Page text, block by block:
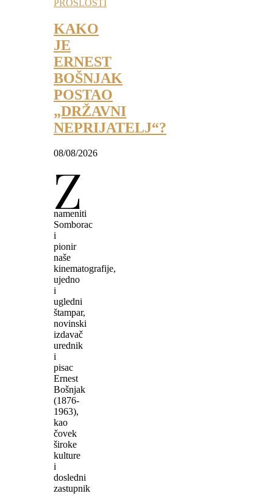
PROŠLOSTI
KAKO
JE
ERNEST
BOŠNJAK
POSTAO
„DRŽAVNI
NEPRIJATELJ“?
08/08/2026
Z
nameniti
Somborac
i
pionir
naše
kinematografije,
ujedno
i
ugledni
štampar,
novinski
izdavač
urednik
i
pisac
Ernest
Bošnjak
(1876-
1963),
kao
čovek
široke
kulture
i
dosledni
zastupnik